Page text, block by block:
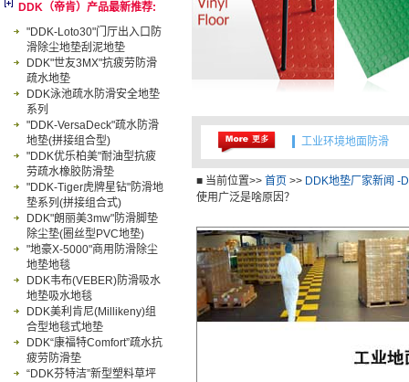
DDK（帝肯）产品最新推荐:
"DDK-Loto30"门厅出入口防
滑除尘地垫刮泥地垫
DDK"世友3MX"抗疲劳防滑
疏水地垫
DDK泳池疏水防滑安全地垫
系列
"DDK-VersaDeck"疏水防滑
地垫(拼接组合型)
"DDK优乐柏美"耐油型抗疲
劳疏水橡胶防滑垫
"DDK-Tiger虎牌星钻"防滑地
垫系列(拼接组合式)
DDK"朗丽美3mw"防滑脚垫
除尘垫(圈丝型PVC地垫)
"地豪X-5000"商用防滑除尘
地垫地毯
DDK韦布(VEBER)防滑吸水
地垫吸水地毯
DDK美利肯尼(Millikeny)组
合型地毯式地垫
DDK“康福特Comfort”疏水抗
疲劳防滑垫
“DDK芬特洁”新型塑料草坪
工业环境地面防滑
卫浴防滑垫 工
■ 当前位置>> 首页 >> DDK地垫厂家新闻 -
使用广泛是啥原因？